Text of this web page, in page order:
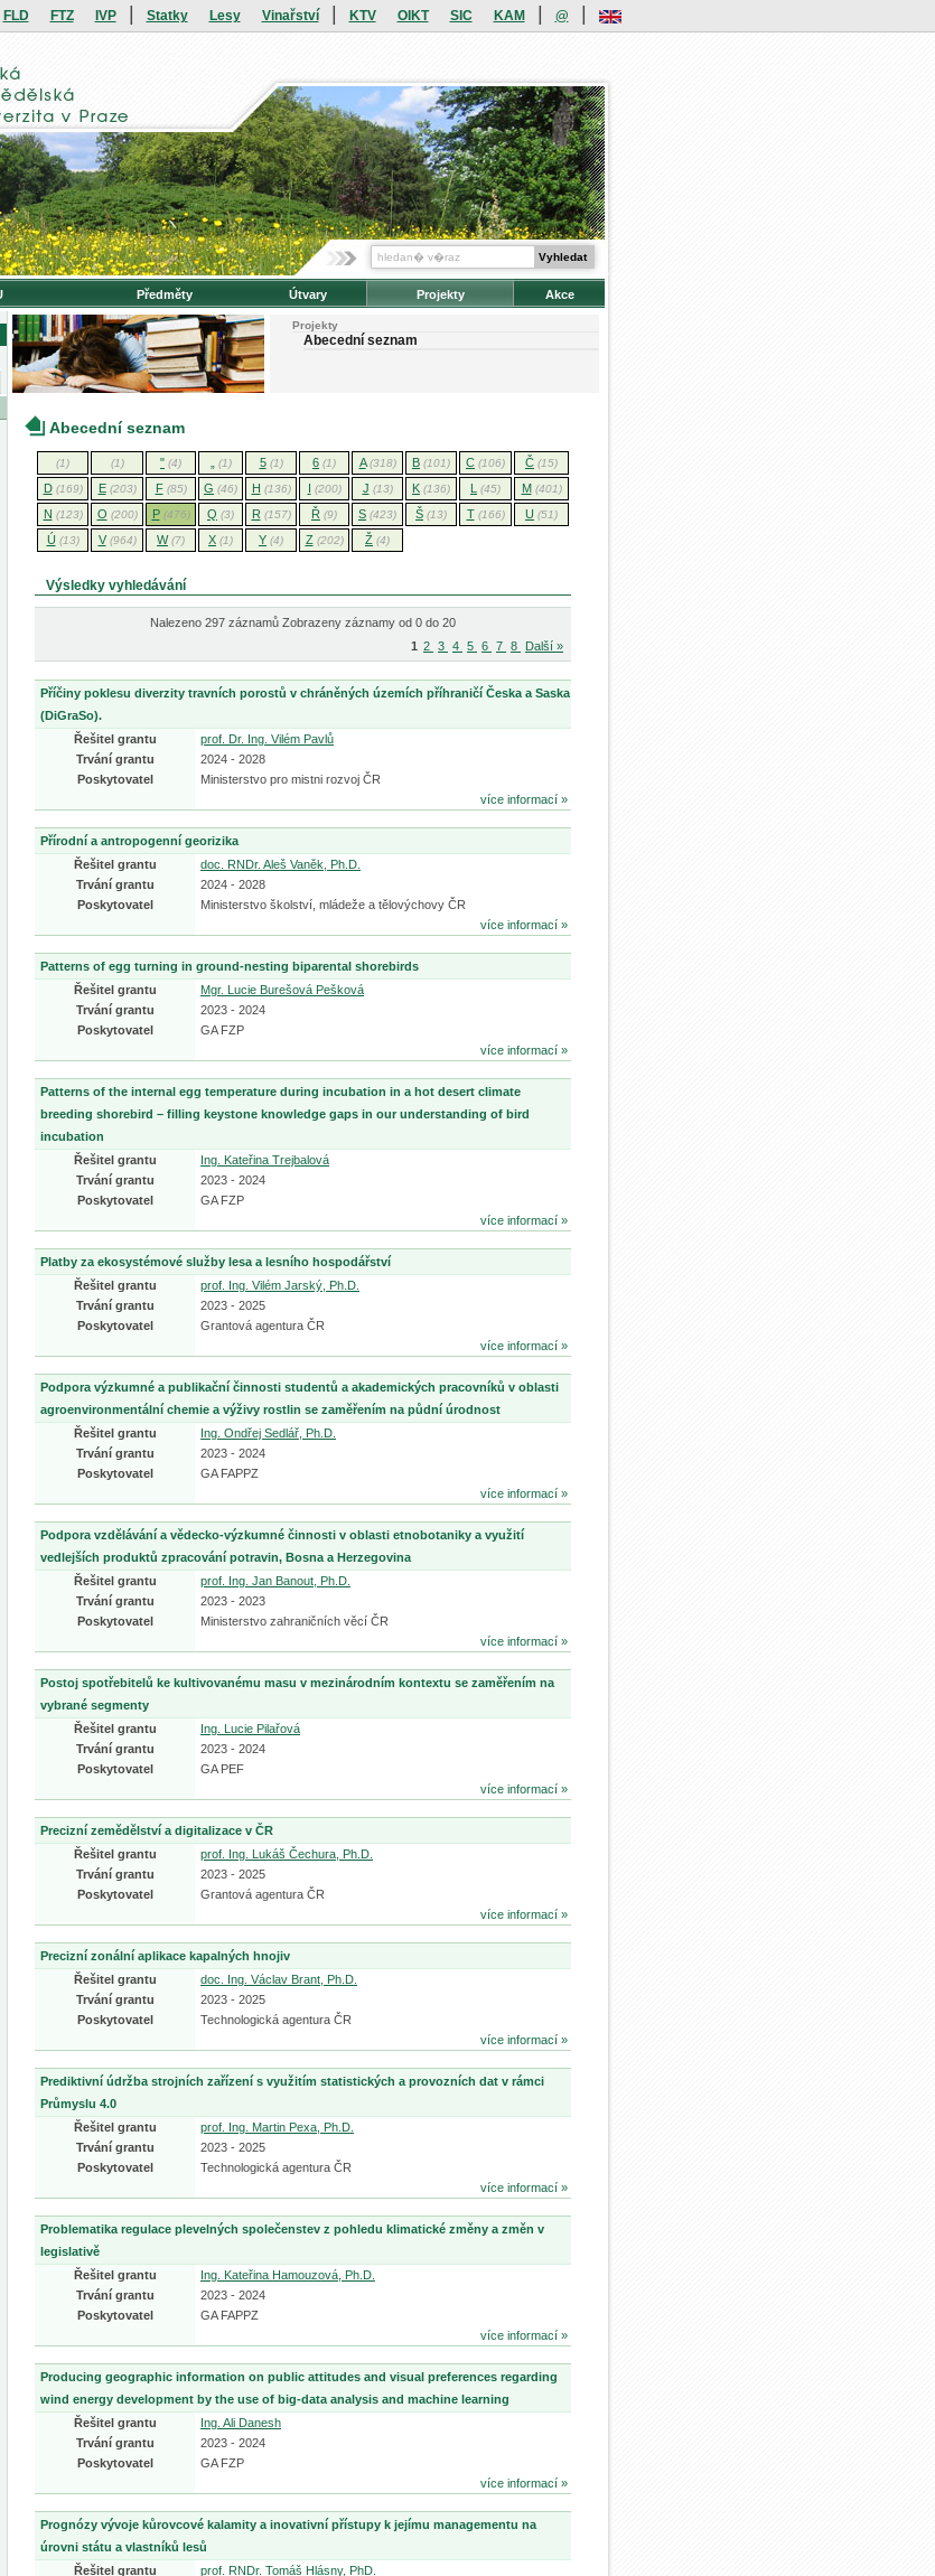
FLD FTZ IVP Statky Lesy Vinařství KTV OIKT SIC KAM @
Předměty Útvary Projekty Akce
Projekty
Abecední seznam
Abecední seznam
(1) (1) " (4) (1) 5 (1) 6 (1) A (318) B (101) C (106) Č (15)
D (169) E (203) F (85) G (46) H (136) I (200) J (13) K (136) L (45) M (401)
N (123) O (200) P (476) Q (3) R (157) Ř (9) S (423) Š (13) T (166) U (51)
Ú (13) V (964) W (7) X (1) Y (4) Z (202) Ž (4)
Výsledky vyhledávání
Nalezeno 297 záznamů Zobrazeny záznamy od 0 do 20
1 2 3 4 5 6 7 8 Další »
Příčiny poklesu diverzity travních porostů v chráněných územích příhraničí Česka a Saska
(DiGraSo).
Řešitel grantu
prof. Dr. Ing. Vilém Pavlů
Trvání grantu
2024 - 2028
Poskytovatel
Ministerstvo pro mistni rozvoj ČR
více informací »
Přírodní a antropogenní georizika
Řešitel grantu
doc. RNDr. Aleš Vaněk, Ph.D.
Trvání grantu
2024 - 2028
Poskytovatel
Ministerstvo školství, mládeže a tělovýchovy ČR
více informací »
Patterns of egg turning in ground-nesting biparental shorebirds
Řešitel grantu
Mgr. Lucie Burešová Pešková
Trvání grantu
2023 - 2024
Poskytovatel
GA FZP
více informací »
Patterns of the internal egg temperature during incubation in a hot desert climate
breeding shorebird – filling keystone knowledge gaps in our understanding of bird
incubation
Řešitel grantu
Ing. Kateřina Trejbalová
Trvání grantu
2023 - 2024
Poskytovatel
GA FZP
více informací »
Platby za ekosystémové služby lesa a lesního hospodářství
Řešitel grantu
prof. Ing. Vilém Jarský, Ph.D.
Trvání grantu
2023 - 2025
Poskytovatel
Grantová agentura ČR
více informací »
Podpora výzkumné a publikační činnosti studentů a akademických pracovníků v oblasti
agroenvironmentální chemie a výživy rostlin se zaměřením na půdní úrodnost
Řešitel grantu
Ing. Ondřej Sedlář, Ph.D.
Trvání grantu
2023 - 2024
Poskytovatel
GA FAPPZ
více informací »
Podpora vzdělávání a vědecko-výzkumné činnosti v oblasti etnobotaniky a využití
vedlejších produktů zpracování potravin, Bosna a Herzegovina
Řešitel grantu
prof. Ing. Jan Banout, Ph.D.
Trvání grantu
2023 - 2023
Poskytovatel
Ministerstvo zahraničních věcí ČR
více informací »
Postoj spotřebitelů ke kultivovanému masu v mezinárodním kontextu se zaměřením na
vybrané segmenty
Řešitel grantu
Ing. Lucie Pilařová
Trvání grantu
2023 - 2024
Poskytovatel
GA PEF
více informací »
Precizní zemědělství a digitalizace v ČR
Řešitel grantu
prof. Ing. Lukáš Čechura, Ph.D.
Trvání grantu
2023 - 2025
Poskytovatel
Grantová agentura ČR
více informací »
Precizní zonální aplikace kapalných hnojiv
Řešitel grantu
doc. Ing. Václav Brant, Ph.D.
Trvání grantu
2023 - 2025
Poskytovatel
Technologická agentura ČR
více informací »
Prediktivní údržba strojních zařízení s využitím statistických a provozních dat v rámci
Průmyslu 4.0
Řešitel grantu
prof. Ing. Martin Pexa, Ph.D.
Trvání grantu
2023 - 2025
Poskytovatel
Technologická agentura ČR
více informací »
Problematika regulace plevelných společenstev z pohledu klimatické změny a změn v
legislativě
Řešitel grantu
Ing. Kateřina Hamouzová, Ph.D.
Trvání grantu
2023 - 2024
Poskytovatel
GA FAPPZ
více informací »
Producing geographic information on public attitudes and visual preferences regarding
wind energy development by the use of big-data analysis and machine learning
Řešitel grantu
Ing. Ali Danesh
Trvání grantu
2023 - 2024
Poskytovatel
GA FZP
více informací »
Prognózy vývoje kůrovcové kalamity a inovativní přístupy k jejímu managementu na
úrovni státu a vlastníků lesů
Řešitel grantu
prof. RNDr. Tomáš Hlásny, PhD.